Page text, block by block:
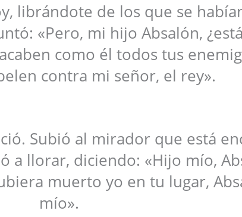
librándote de los que se
«Pero, mi hijo Absalón,
como él todos tus
contra mi señor, el rey».
Subió al mirador que está
a llorar, diciendo: «Hijo mío,
muerto yo en tu lugar,
mío».